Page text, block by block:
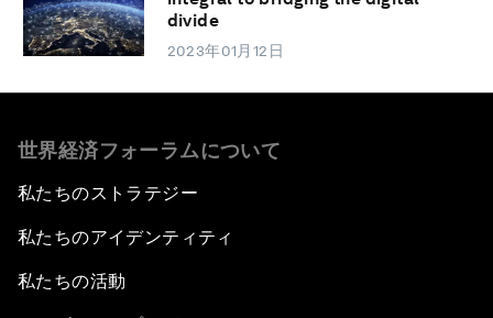
divide
2023年01月12日
世界経済フォーラムについて
私たちのストラテジー
私たちのアイデンティティ
私たちの活動